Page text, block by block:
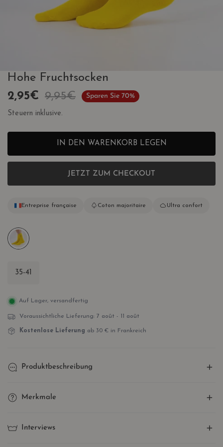
ÖFFNEN SIE MEDIEN IN DER GALERIEANSICHT
Hohe Fruchtsocken
Verkaufspreis
2,95€
Regulärer
Preis
9,95€ Sparen Sie 70%
Steuern inklusive.
IN DEN WARENKORB LEGEN
JETZT ZUM CHECKOUT
Entreprise française Coton majoritaire Ultra confort
35-41
Auf Lager, versandfertig
Voraussichtliche Lieferung:7 août - 11 août
Kostenlose Lieferung ab 30 € in Frankreich
Produktbeschreibung
Kniestrümpfe mit Fruchtmotiv –
Stil und weicher Komfort für
Merkmale
One Size Stretch (Stretch)
Interviews